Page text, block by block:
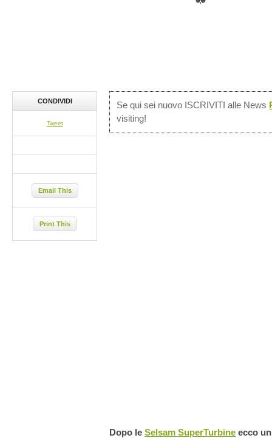
Se qui sei nuovo ISCRIVITI alle News
visiting!
Dopo le Selsam SuperTurbine ecco
CONDIVIDI
Tweet
Email This
Print This